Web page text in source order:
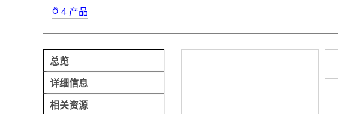
4 产品
总览
详细信息
相关资源